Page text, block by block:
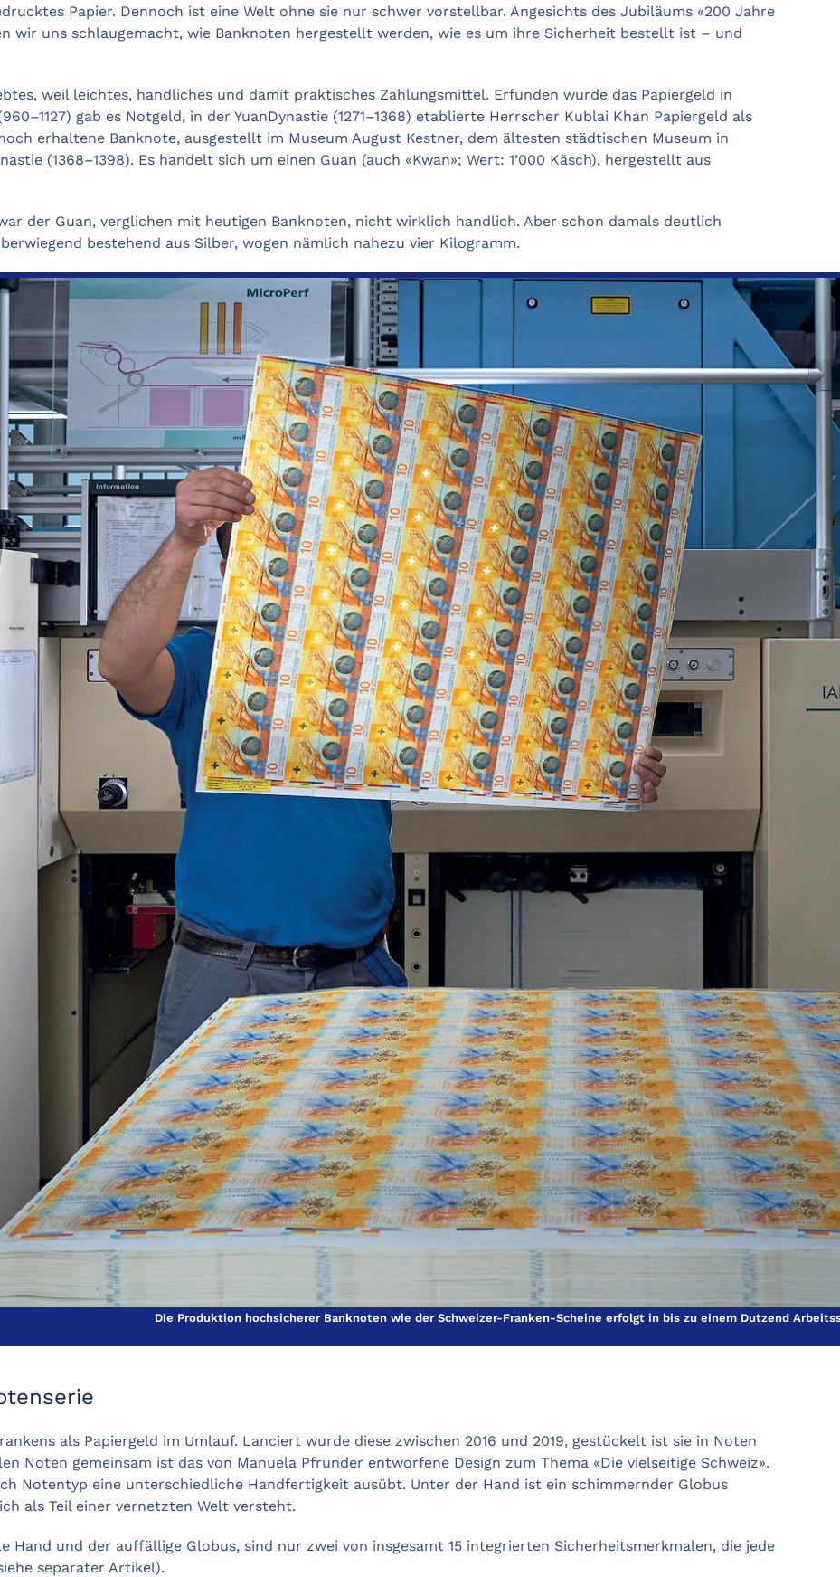
Papier. Dennoch ist eine Welt ohne sie nur schwer vorstellbar. Angesichts des Jubiläums «200 Jahre
wir uns schlaugemacht, wie Banknoten hergestellt werden, wie es um ihre Sicherheit bestellt ist – und
weil leichtes, handliches und damit praktisches Zahlungsmittel. Erfunden wurde das Papiergeld in
gab es Notgeld, in der YuanDynastie (1271–1368) etablierte Herrscher Kublai Khan Papiergeld als
erhaltene Banknote, ausgestellt im Museum August Kestner, dem ältesten städtischen Museum in
(1368–1398). Es handelt sich um einen Guan (auch «Kwan»; Wert: 1’000 Käsch), hergestellt aus
der Guan, verglichen mit heutigen Banknoten, nicht wirklich handlich. Aber schon damals deutlich
bestehend aus Silber, wogen nämlich nahezu vier Kilogramm.
Die Produktion hochsicherer Banknoten wie der Schweizer-Franken-Scheine erfolgt in bis zu einem Dutzend
als Papiergeld im Umlauf. Lanciert wurde diese zwischen 2016 und 2019, gestückelt ist sie in Noten
Noten gemeinsam ist das von Manuela Pfrunder entworfene Design zum Thema «Die vielseitige Schweiz».
Notentyp eine unterschiedliche Handfertigkeit ausübt. Unter der Hand ist ein schimmernder Globus
als Teil einer vernetzten Welt versteht.
Hand und der auffällige Globus, sind nur zwei von insgesamt 15 integrierten Sicherheitsmerkmalen, die jede
separater Artikel).